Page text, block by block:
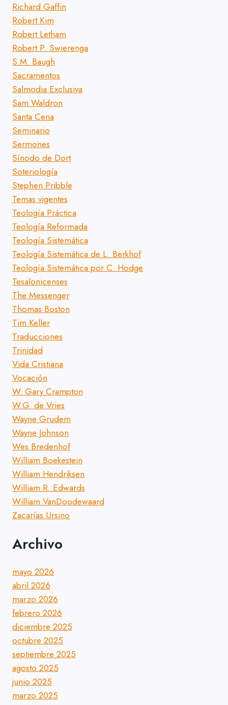
Richard Gaffin
Robert Kim
Robert Letham
Robert P. Swierenga
S.M. Baugh
Sacramentos
Salmodia Exclusiva
Sam Waldron
Santa Cena
Seminario
Sermones
Sínodo de Dort
Soteriología
Stephen Pribble
Temas vigentes
Teología Práctica
Teología Reformada
Teología Sistemática
Teología Sistemática de L. Berkhof
Teología Sistemática por C. Hodge
Tesalonicenses
The Messenger
Thomas Boston
Tim Keller
Traducciones
Trinidad
Vida Cristiana
Vocación
W. Gary Crampton
W.G. de Vries
Wayne Grudem
Wayne Johnson
Wes Bredenhof
William Boekestein
William Hendriksen
William R. Edwards
William VanDoodewaard
Zacarías Ursino
Archivo
mayo 2026
abril 2026
marzo 2026
febrero 2026
diciembre 2025
octubre 2025
septiembre 2025
agosto 2025
junio 2025
marzo 2025